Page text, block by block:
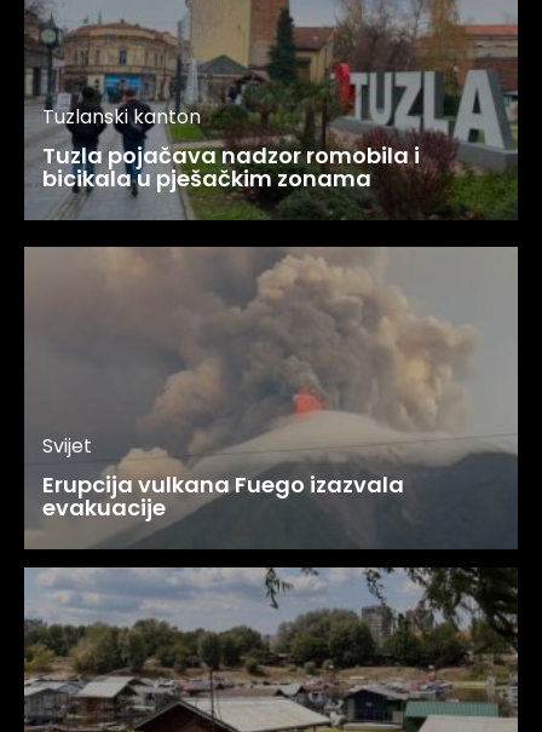
Tuzlanski kanton
Tuzla pojačava nadzor romobila i
bicikala u pješačkim zonama
Svijet
Erupcija vulkana Fuego izazvala
evakuacije